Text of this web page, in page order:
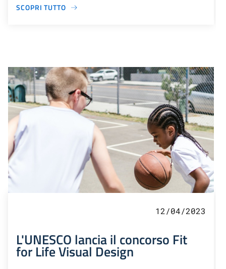
SCOPRI TUTTO
12/04/2023
L'UNESCO lancia il concorso Fit
for Life Visual Design